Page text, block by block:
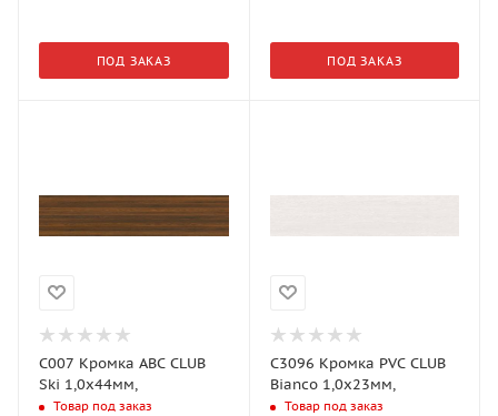
ПОД ЗАКАЗ ПОД ЗАКАЗ
C007 Кромка АВС CLUB
Ski 1,0х44мм,
Товар под заказ
C3096 Кромка PVC CLUB
Bianco 1,0х23мм,
Товар под заказ